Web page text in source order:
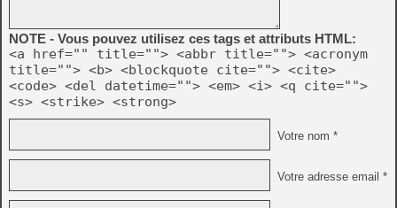
NOTE - Vous pouvez utilisez ces tags et attributs HTML:
<a href="" title=""> <abbr title=""> <acronym
title=""> <b> <blockquote cite=""> <cite>
<code> <del datetime=""> <em> <i> <q cite="">
<s> <strike> <strong>
Votre nom *
Votre adresse email *